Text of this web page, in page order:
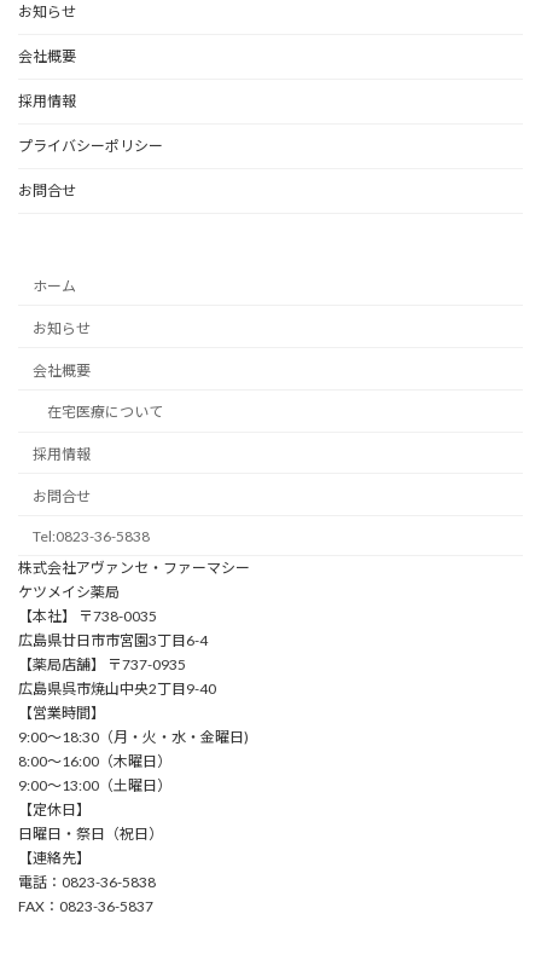
お知らせ
会社概要
採用情報
プライバシーポリシー
お問合せ
ホーム
お知らせ
会社概要
在宅医療について
採用情報
お問合せ
Tel:0823-36-5838
株式会社アヴァンセ・ファーマシー
ケツメイシ薬局
【本社】 〒738-0035
広島県廿日市市宮園3丁目6-4
【薬局店舗】 〒737-0935
広島県呉市焼山中央2丁目9-40
【営業時間】
9:00〜18:30（⽉・⽕・⽔・⾦曜⽇)
8:00〜16:00（⽊曜⽇）
9:00〜13:00（⼟曜⽇）
【定休日】
⽇曜⽇・祭⽇（祝⽇）
【連絡先】
電話：0823-36-5838
FAX：0823-36-5837